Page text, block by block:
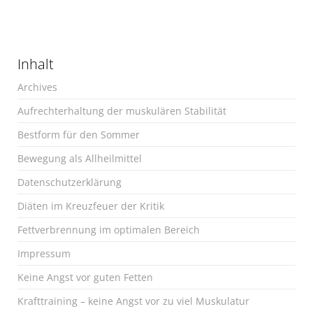
Inhalt
Archives
Aufrechterhaltung der muskulären Stabilität
Bestform für den Sommer
Bewegung als Allheilmittel
Datenschutzerklärung
Diäten im Kreuzfeuer der Kritik
Fettverbrennung im optimalen Bereich
Impressum
Keine Angst vor guten Fetten
Krafttraining – keine Angst vor zu viel Muskulatur